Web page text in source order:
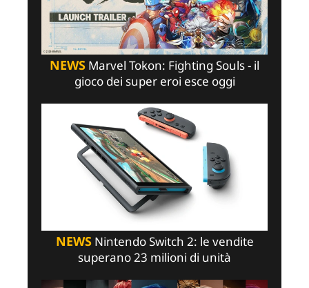
NEWS Marvel Tokon: Fighting Souls - il
gioco dei super eroi esce oggi
NEWSNintendo Switch 2: le vendite
superano 23 milioni di unità